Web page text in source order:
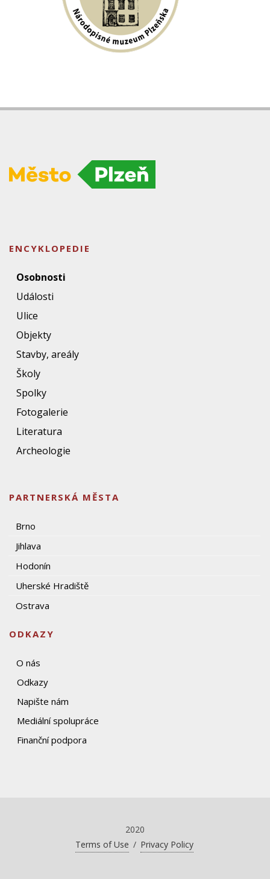
ENCYKLOPEDIE
Osobnosti
Události
Ulice
Objekty
Stavby, areály
Školy
Spolky
Fotogalerie
Literatura
Archeologie
PARTNERSKÁ MĚSTA
Brno
Jihlava
Hodonín
Uherské Hradiště
Ostrava
ODKAZY
O nás
Odkazy
Napište nám
Mediální spolupráce
Finanční podpora
2020
Terms of Use / Privacy Policy